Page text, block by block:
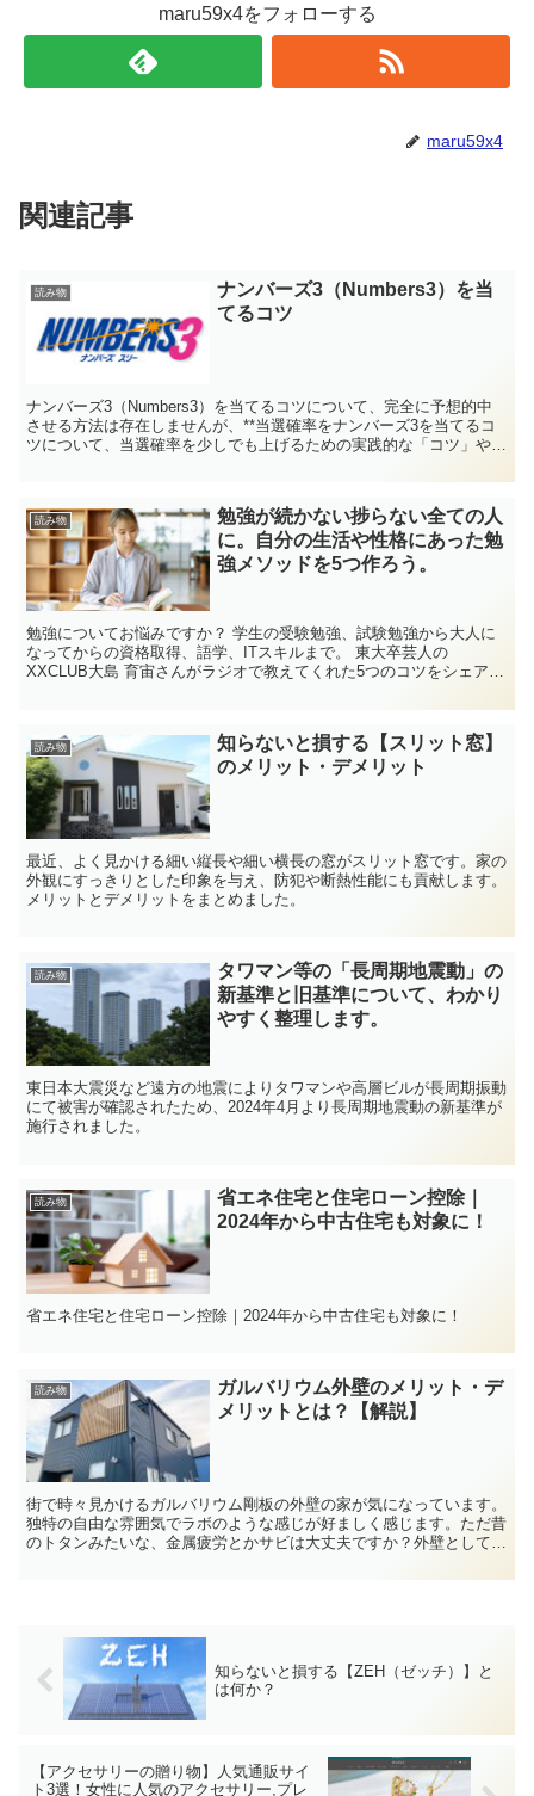
maru59x4をフォローする
maru59x4
関連記事
読み物
ナンバーズ3（Numbers3）を当
てるコツ
ナンバーズ3（Numbers3）を当てるコツについて、完全に予想的中
させる方法は存在しませんが、**当選確率をナンバーズ3を当てるコ
ツについて、当選確率を少しでも上げるための実践的な「コツ」や
読み物
勉強が続かない捗らない全ての人
に。自分の生活や性格にあった勉
強メソッドを5つ作ろう。
勉強についてお悩みですか？ 学生の受験勉強、試験勉強から大人に
なってからの資格取得、語学、ITスキルまで。 東大卒芸人の
XXCLUB大島 育宙さんがラジオで教えてくれた5つのコツをシェアし
読み物
知らないと損する【スリット窓】
のメリット・デメリット
最近、よく見かける細い縦長や細い横長の窓がスリット窓です。家の
外観にすっきりとした印象を与え、防犯や断熱性能にも貢献します。
メリットとデメリットをまとめました。
読み物
タワマン等の「長周期地震動」の
新基準と旧基準について、わかり
やすく整理します。
東日本大震災など遠方の地震によりタワマンや高層ビルが長周期振動
にて被害が確認されたため、2024年4月より長周期地震動の新基準が
施行されました。
読み物
省エネ住宅と住宅ローン控除｜
2024年から中古住宅も対象に！
省エネ住宅と住宅ローン控除｜2024年から中古住宅も対象に！
読み物
ガルバリウム外壁のメリット・デ
メリットとは？【解説】
街で時々見かけるガルバリウム剛板の外壁の家が気になっています。
独特の自由な雰囲気でラボのような感じが好ましく感じます。ただ昔
のトタンみたいな、金属疲労とかサビは大丈夫ですか？外壁としての
知らないと損する【ZEH（ゼッチ）】と
は何か？
【アクセサリーの贈り物】人気通販サイ
ト3選！女性に人気のアクセサリー,プレ